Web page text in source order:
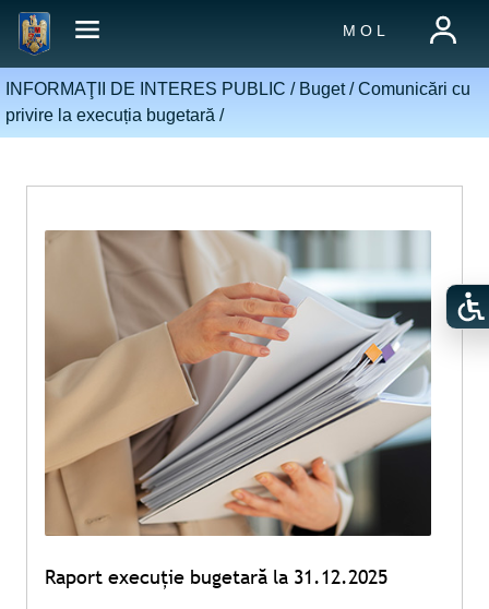
M O L
INFORMAŢII DE INTERES PUBLIC / Buget/Comunicări cu
privire la execuția bugetară /
Raport execuție bugetară la 31.12.2025